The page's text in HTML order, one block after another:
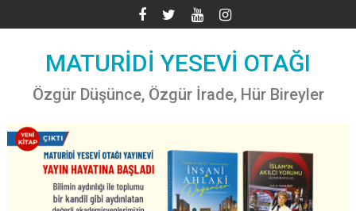
to
MATURİDİ YESEVİ OTAĞI
Özgür Düşünce, Özgür İrade, Hür Bireyler